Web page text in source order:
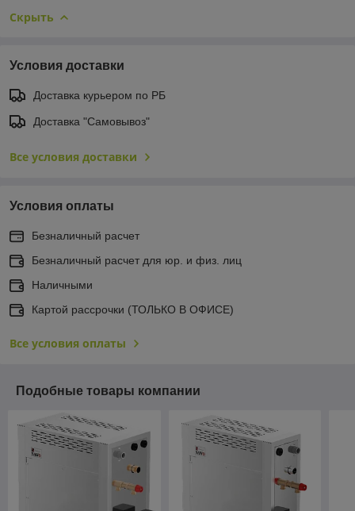
Скрыть
Условия доставки
Доставка курьером по РБ
Доставка "Самовывоз"
Все условия доставки
Условия оплаты
Безналичный расчет
Безналичный расчет для юр. и физ. лиц
Наличными
Картой рассрочки (ТОЛЬКО В ОФИСЕ)
Все условия оплаты
Подобные товары компании